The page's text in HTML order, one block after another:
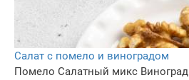
Салат с помело и виноградом
Помело Салатный микс Виноград